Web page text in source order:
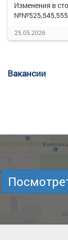
Изменения в
25.05.2026
Вакансии